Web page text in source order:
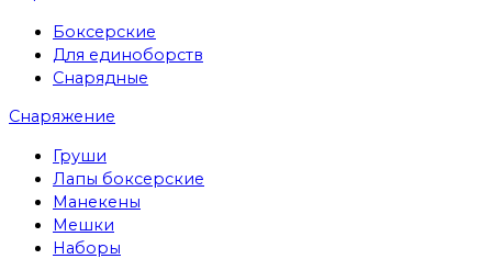
Боксерские
Для единоборств
Снарядные
Снаряжение
Груши
Лапы боксерские
Манекены
Мешки
Наборы